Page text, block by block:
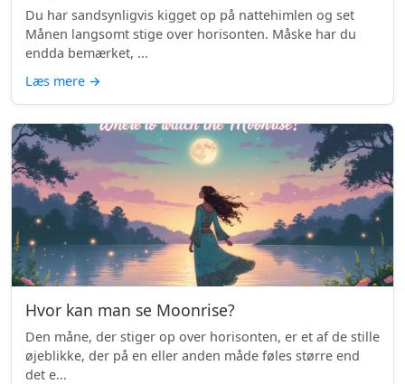
Du har sandsynligvis kigget op på nattehimlen og set
Månen langsomt stige over horisonten. Måske har du
endda bemærket, ...
Læs mere →
Hvor kan man se Moonrise?
Den måne, der stiger op over horisonten, er et af de stille
øjeblikke, der på en eller anden måde føles større end
det e...